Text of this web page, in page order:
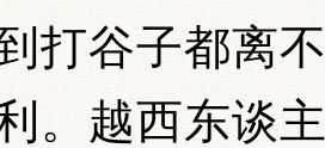
打谷子都离
。越西东谈